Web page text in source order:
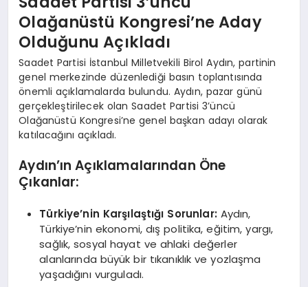
Olağanüstü Kongresi’ne Aday
Olduğunu Açıkladı
Saadet Partisi İstanbul Milletvekili Birol Aydın, partinin
genel merkezinde düzenlediği basın toplantısında
önemli açıklamalarda bulundu. Aydın, pazar günü
gerçekleştirilecek olan Saadet Partisi 3’üncü
Olağanüstü Kongresi’ne genel başkan adayı olarak
katılacağını açıkladı.
Aydın’ın Açıklamalarından Öne
Çıkanlar:
Türkiye’nin Karşılaştığı Sorunlar: Aydın,
Türkiye’nin ekonomi, dış politika, eğitim, yargı,
sağlık, sosyal hayat ve ahlaki değerler
alanlarında büyük bir tıkanıklık ve yozlaşma
yaşadığını vurguladı.